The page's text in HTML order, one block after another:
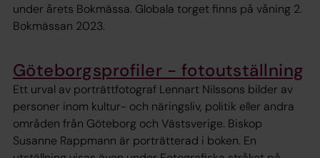
under årets Bokmässa. Globala torget finns på våning 2.
Bokmässan 2023.
Göteborgsprofiler - fotoutställning
Ett urval av porträttfotograf Lennart Nilssons bilder av
personer inom kultur- och näringsliv, politik eller andra
områden från Göteborg och Västsverige. Biskop
Susanne Rappmann är porträtterad i boken. En